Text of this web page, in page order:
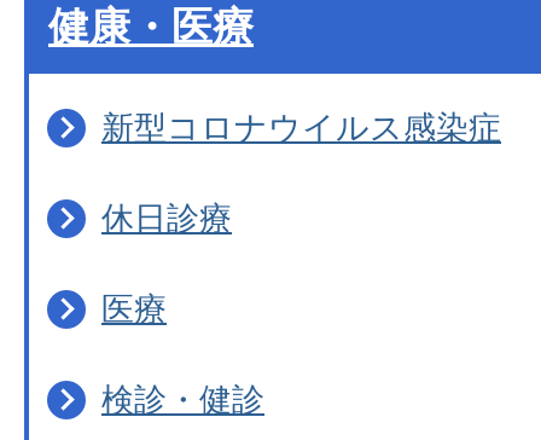
健康・医療
新型コロナウイルス感染症
休日診療
医療
検診・健診